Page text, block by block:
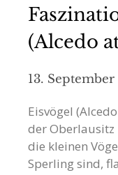
(Alcedo
13.
Eisvögel
der
die kleinen
Sperling sind,